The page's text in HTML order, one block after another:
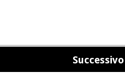
Successivo